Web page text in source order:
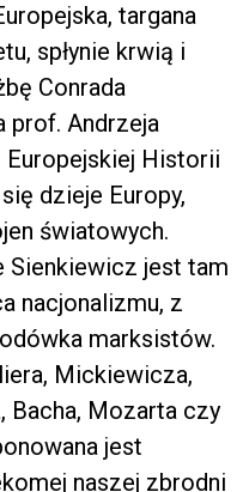
targana
spłynie krwią i
Conrada
prof. Andrzeja
Europejskiej Historii
dzieje Europy,
światowych.
Sienkiewicz jest tam
nacjonalizmu, z
marksistów.
Mickiewicza,
Bacha, Mozarta czy
jest
naszej zbrodni